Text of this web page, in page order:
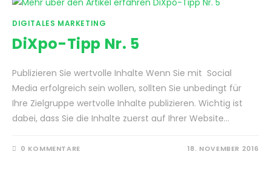
DIGITALES MARKETING
DiXpo-Tipp Nr. 5
Publizieren Sie wertvolle Inhalte Wenn Sie mit Social
Media erfolgreich sein wollen, sollten Sie unbedingt für
Ihre Zielgruppe wertvolle Inhalte publizieren. Wichtig ist
dabei, dass Sie die Inhalte zuerst auf Ihrer Website…
0 KOMMENTARE 18. NOVEMBER 2016